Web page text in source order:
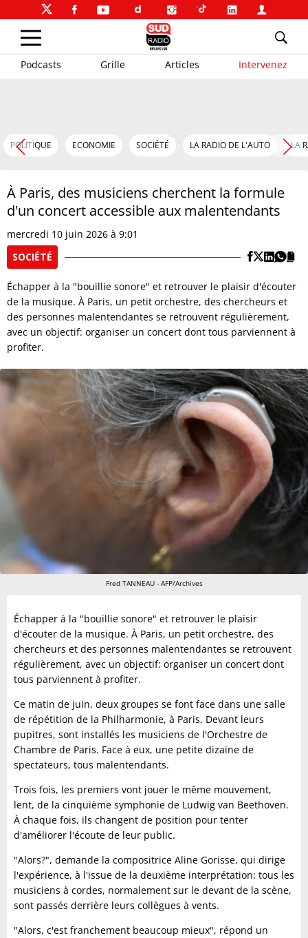
Podcasts Grille Articles Intervenez
POLITIQUE ECONOMIE SOCIÉTÉ LA RADIO DE L'AUTO LA
À Paris, des musiciens cherchent la formule
d'un concert accessible aux malentendants
mercredi 10 juin 2026 à 9:01
SOCIÉTÉ
Échapper à la "bouillie sonore" et retrouver le plaisir d'écouter
de la musique. À Paris, un petit orchestre, des chercheurs et
des personnes malentendantes se retrouvent régulièrement,
avec un objectif: organiser un concert dont tous parviennent à
profiter.
Fred TANNEAU - AFP/Archives
Échapper à la "bouillie sonore" et retrouver le plaisir
d'écouter de la musique. À Paris, un petit orchestre, des
chercheurs et des personnes malentendantes se retrouvent
régulièrement, avec un objectif: organiser un concert dont
tous parviennent à profiter.
Ce matin de juin, deux groupes se font face dans une salle
de répétition de la Philharmonie, à Paris. Devant leurs
pupitres, sont installés les musiciens de l'Orchestre de
Chambre de Paris. Face à eux, une petite dizaine de
spectateurs, tous malentendants.
Trois fois, les premiers vont jouer le même mouvement,
lent, de la cinquième symphonie de Ludwig van Beethoven.
À chaque fois, ils changent de position pour tenter
d'améliorer l'écoute de leur public.
"Alors?", demande la compositrice Aline Gorisse, qui dirige
l'expérience, à l'issue de la deuxième interprétation: tous les
musiciens à cordes, normalement sur le devant de la scène,
sont passés derrière leurs collègues à vents.
"Alors, c'est franchement beaucoup mieux", répond un